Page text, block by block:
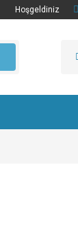
Hoşgeldiniz